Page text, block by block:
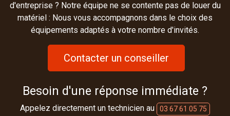
d'entreprise ? Notre équipe ne se contente pas de louer du
matériel : Nous vous accompagnons dans le choix des
équipements adaptés à votre nombre d'invités.
Contacter un conseiller
Besoin d'une réponse immédiate ?
Appelez directement un technicien au 03 67 61 05 75